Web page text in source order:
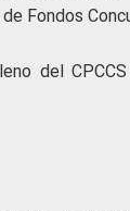
Fondos
del